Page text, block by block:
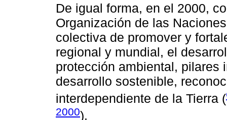
De igual forma, en el 2000,
Organización de las
colectiva de promover y
regional y mundial, el
protección ambiental, pilares
desarrollo sostenible,
interdependiente de la Tierra (
2000).